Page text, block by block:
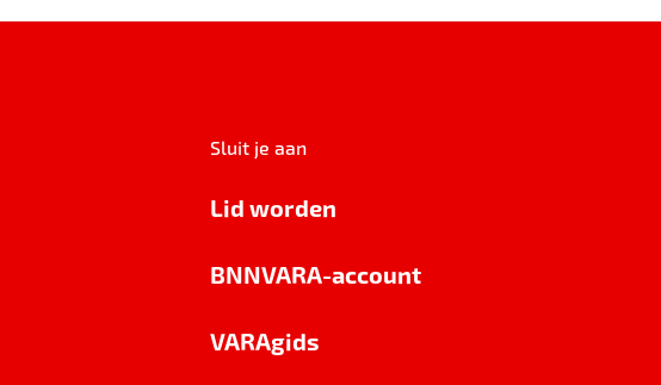
Sluit je aan
Lid worden
BNNVARA-account
VARAgids